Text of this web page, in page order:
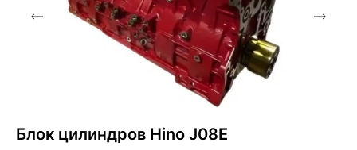
Блок цилиндров Hino J08E